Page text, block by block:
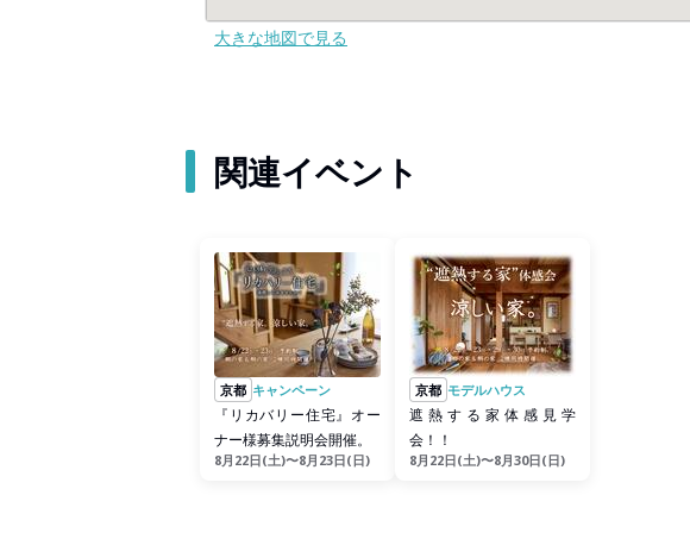
大きな地図で見る
関連イベント
京都 キャンペーン
『リカバリー住宅』オー
ナー様募集説明会開催。
8月22日(土)〜8月23日(日)
京都 モデルハウス
遮熱する家体感見学
会！！
8月22日(土)〜8月30日(日)